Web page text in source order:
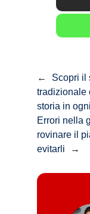
←
Scopri il
tradizionale
storia in
Errori nella
rovinare il
evitarli
→